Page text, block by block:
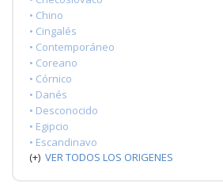
• Chino
• Cingalés
• Contemporáneo
• Coreano
• Córnico
• Danés
• Desconocido
• Egipcio
• Escandinavo
(+) VER TODOS LOS ORIGENES